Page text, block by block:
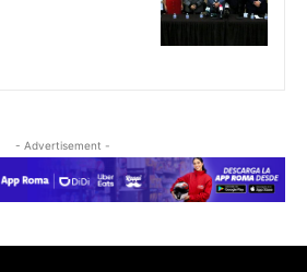
- Advertisement -